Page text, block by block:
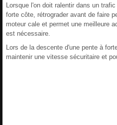
Lorsque l'on doit ralentir dans un
forte côte, rétrograder avant de faire
moteur cale et permet une meilleure
est nécessaire.
Lors de la descente d'une pente à
maintenir une vitesse sécuritaire et